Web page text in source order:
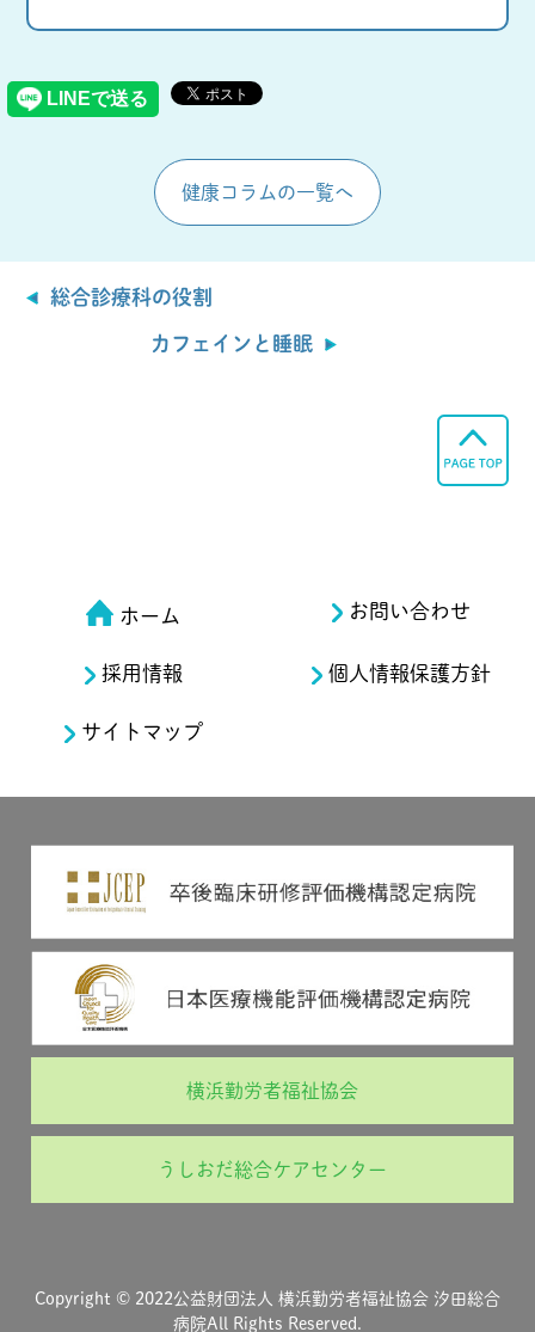
健康コラムの一覧へ
総合診療科の役割
カフェインと睡眠
ホーム お問い合わせ
採用情報 個人情報保護方針
サイトマップ
横浜勤労者福祉協会
うしおだ総合ケアセンター
Copyright © 2022公益財団法人 横浜勤労者福祉協会 汐田総合
病院All Rights Reserved.